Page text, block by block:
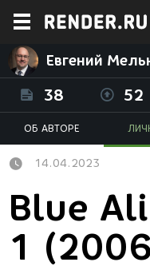
Евгений
38 52
ОБ АВТОРЕ
14.04.2023
Blue
1